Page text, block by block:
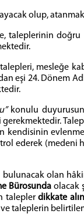
olup,
mesleğe
eşi 24. Dönem
konulu
ederek
olan
Bürosundaolacak
taleplerdikkate
taleplerin